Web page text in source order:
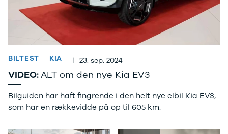
Anmeldelser
Privatleasing
Tilbud
Bigster
Anmeldelser
Privatleasing
Volvo
EX30
Anmeldelser
C1
C3
C3 Picasso
C4
SpaceTourer
Jumper 33
Jumper 35
SpaceTourer
BILTEST KIA | 23. sep. 2024
VIDEO:ALT om den nye Kia EV3
Bilguiden har haft fingrende i den helt nye elbil Kia EV3,
som har en rækkevidde på op til 605 km.